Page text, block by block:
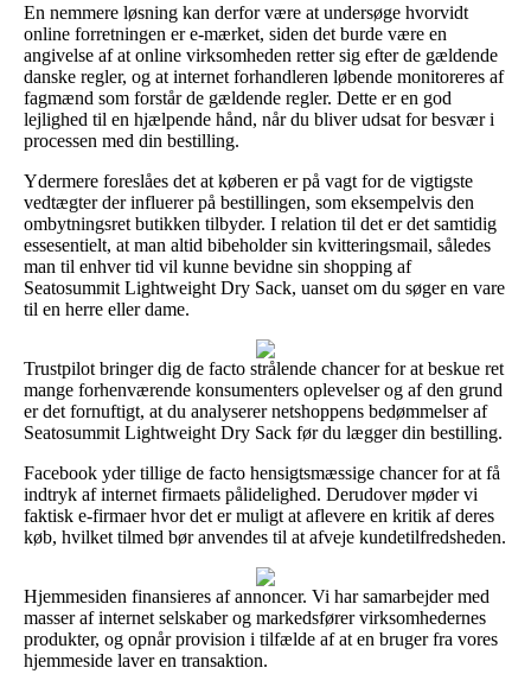
En nemmere løsning kan derfor være at undersøge hvorvidt
online forretningen er e-mærket, siden det burde være en
angivelse af at online virksomheden retter sig efter de gældende
danske regler, og at internet forhandleren løbende monitoreres af
fagmænd som forstår de gældende regler. Dette er en god
lejlighed til en hjælpende hånd, når du bliver udsat for besvær i
processen med din bestilling.
Ydermere foreslåes det at køberen er på vagt for de vigtigste
vedtægter der influerer på bestillingen, som eksempelvis den
ombytningsret butikken tilbyder. I relation til det er det samtidig
essesentielt, at man altid bibeholder sin kvitteringsmail, således
man til enhver tid vil kunne bevidne sin shopping af
Seatosummit Lightweight Dry Sack, uanset om du søger en vare
til en herre eller dame.
Trustpilot bringer dig de facto strålende chancer for at beskue ret
mange forhenværende konsumenters oplevelser og af den grund
er det fornuftigt, at du analyserer netshoppens bedømmelser af
Seatosummit Lightweight Dry Sack før du lægger din bestilling.
Facebook yder tillige de facto hensigtsmæssige chancer for at få
indtryk af internet firmaets pålidelighed. Derudover møder vi
faktisk e-firmaer hvor det er muligt at aflevere en kritik af deres
køb, hvilket tilmed bør anvendes til at afveje kundetilfredsheden.
Hjemmesiden finansieres af annoncer. Vi har samarbejder med
masser af internet selskaber og markedsfører virksomhedernes
produkter, og opnår provision i tilfælde af at en bruger fra vores
hjemmeside laver en transaktion.